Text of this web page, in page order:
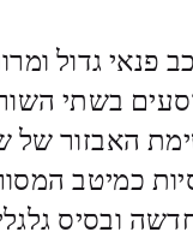
בשתי
האבזור של
כמיטב